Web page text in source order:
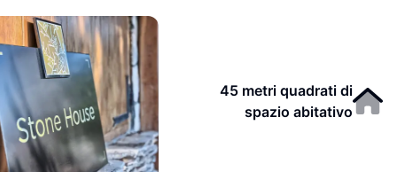
45 metri quadrati di
spazio abitativo